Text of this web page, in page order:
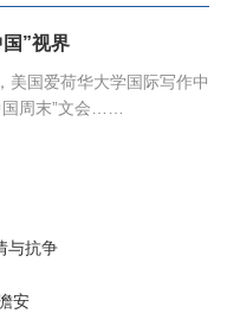
”视界
美国爱荷华大学国际写作中
周末”文会……
与抗争
安